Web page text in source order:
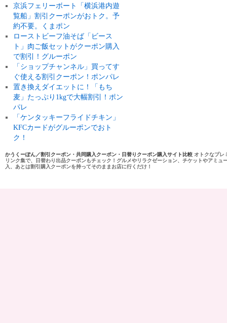
京浜フェリーボート「横浜港内遊
覧船」割引クーポンがおトク。予
約不要。くまポン
ローストビーフ油そば「ビース
ト」肉ご飯セットがクーポン購入
で割引！グルーポン
「ショップチャンネル」買ってす
ぐ使える割引クーポン！ポンパレ
置き換えダイエットに！「もち
麦」たっぷり1kgで大幅割引！ポン
パレ
「ケンタッキーフライドチキン」
KFCカードがグルーポンでおト
ク！
かうくーぽん／割引クーポン・共同購入クーポン・日替りクーポン購入サイト比較 オトクなプレ
リンク集で、日替わり出品クーポンもチェック！グルメやリラクゼーション、チケットやアミ
入、あとは割引購入クーポンを持ってそのままお店に行くだけ！